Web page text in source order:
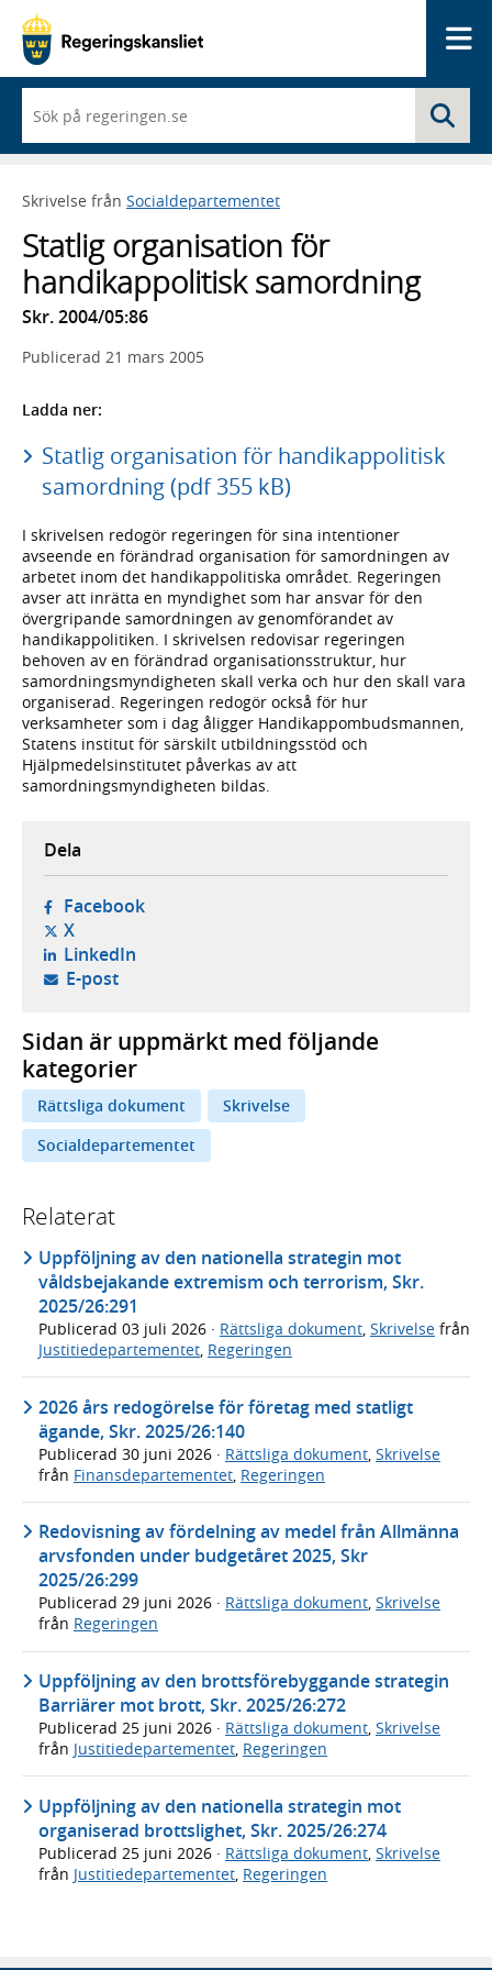
du
börjar
skriva
framträder
lista
med
sökförslag
Skrivelse från Socialdepartementet
Statlig organisation för
handikappolitisk samordning
Skr. 2004/05:86
Publicerad 21 mars 2005
Ladda ner:
Statlig organisation för handikappolitisk
samordning (pdf 355 kB)
I skrivelsen redogör regeringen för sina intentioner
avseende en förändrad organisation för samordningen av
arbetet inom det handikappolitiska området. Regeringen
avser att inrätta en myndighet som har ansvar för den
övergripande samordningen av genomförandet av
handikappolitiken. I skrivelsen redovisar regeringen
behoven av en förändrad organisationsstruktur, hur
samordningsmyndigheten skall verka och hur den skall vara
organiserad. Regeringen redogör också för hur
verksamheter som i dag åligger Handikappombudsmannen,
Statens institut för särskilt utbildningsstöd och
Hjälpmedelsinstitutet påverkas av att
samordningsmyndigheten bildas.
Dela
Facebook- öppnas i ny flik, extern webbplats,
X- öppnas i ny flik, extern webbplats,
LinkedIn- öppnas i ny flik, extern webbplats,
E-post- öppnar din e-postklient,
Sidan är uppmärkt med följande
kategorier
Rättsliga dokument
Skrivelse
Socialdepartementet
Relaterat
Uppföljning av den nationella strategin mot
våldsbejakande extremism och terrorism, Skr.
2025/26:291
Publicerad 03 juli 2026 · Rättsliga dokument, Skrivelse från
Justitiedepartementet, Regeringen
2026 års redogörelse för företag med statligt
ägande, Skr. 2025/26:140
Publicerad 30 juni 2026 · Rättsliga dokument Skrivelse
från Finansdepartementet Regeringen
Redovisning av fördelning av medel från Allmänna
arvsfonden under budgetåret 2025, Skr
2025/26:299
Publicerad 29 juni 2026 · Rättsliga dokument, Skrivelse
från Regeringen
Uppföljning av den brottsförebyggande strategin
Barriärer mot brott, Skr. 2025/26:272
Publicerad 25 juni 2026 · Rättsliga dokument, Skrivelse
från Justitiedepartementet, Regeringen
Uppföljning av den nationella strategin mot
organiserad brottslighet, Skr. 2025/26:274
Publicerad 25 juni 2026 · Rättsliga dokument Skrivelse
från Justitiedepartementet Regeringen